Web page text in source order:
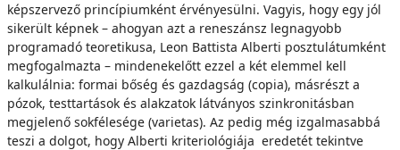
képszervező princípiumként érvényesülni. Vagyis, hogy egy jól
sikerült képnek – ahogyan azt a reneszánsz legnagyobb
programadó teoretikusa, Leon Battista Alberti posztulátumként
megfogalmazta – mindenekelőtt ezzel a két elemmel kell
kalkulálnia: formai bőség és gazdagság (copia), másrészt a
pózok, testtartások és alakzatok látványos szinkronitásban
megjelenő sokfélesége (varietas). Az pedig még izgalmasabbá
teszi a dolgot, hogy Alberti kriteriológiája eredetét tekintve